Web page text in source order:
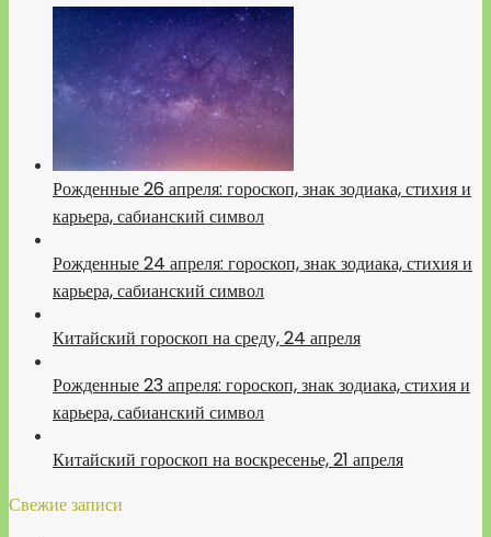
Рожденные 26 апреля: гороскоп, знак зодиака, стихия и
карьера, сабианский символ
Рожденные 24 апреля: гороскоп, знак зодиака, стихия и
карьера, сабианский символ
Китайский гороскоп на среду, 24 апреля
Рожденные 23 апреля: гороскоп, знак зодиака, стихия и
карьера, сабианский символ
Китайский гороскоп на воскресенье, 21 апреля
Свежие записи